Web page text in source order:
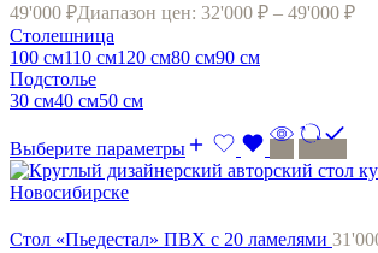
49'000 ₽Диапазон цен: 32'000 ₽ – 49'000 ₽
Cтолешница
100 см110 см120 cм80 cм90 см
Подстолье
30 см40 см50 см
Выберите параметры
Стол «Пьедестал» ПВХ с 20 ламелями